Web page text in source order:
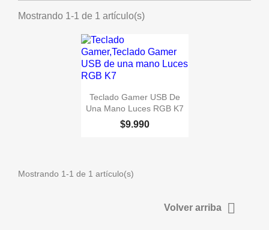
Mostrando 1-1 de 1 artículo(s)
 Vista rápida
Teclado Gamer USB De
Una Mano Luces RGB K7
$9.990
Mostrando 1-1 de 1 artículo(s)
Volver arriba 